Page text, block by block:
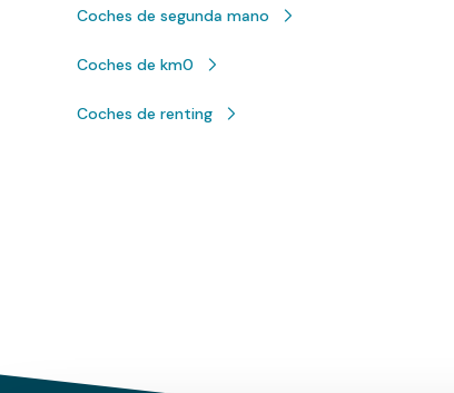
Coches de segunda mano
Coches de km0
Coches de renting